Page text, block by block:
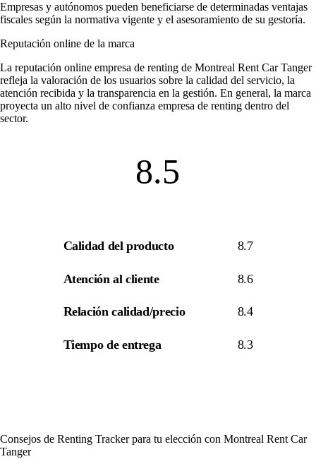
Empresas y autónomos pueden beneficiarse de determinadas ventajas
fiscales según la normativa vigente y el asesoramiento de su gestoría.
Reputación online de la marca
La reputación online empresa de renting de Montreal Rent Car Tanger
refleja la valoración de los usuarios sobre la calidad del servicio, la
atención recibida y la transparencia en la gestión. En general, la marca
proyecta un alto nivel de confianza empresa de renting dentro del
sector.
8.5
Calidad del producto 8.7
Atención al cliente 8.6
Relación calidad/precio 8.4
Tiempo de entrega 8.3
Consejos de Renting Tracker para tu elección con Montreal Rent Car
Tanger